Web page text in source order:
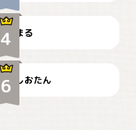
まる
暑い日が続くにゃ
しおたん